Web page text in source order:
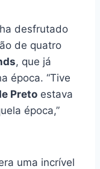
desfrutado
de quatro
, que já
época. “Tive
Preto estava
época,”
uma incrível